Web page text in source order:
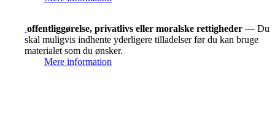
offentliggørelse, privatlivs eller moralske rettigheder — Du
skal muligvis indhente yderligere tilladelser før du kan bruge
materialet som du ønsker.
Mere information